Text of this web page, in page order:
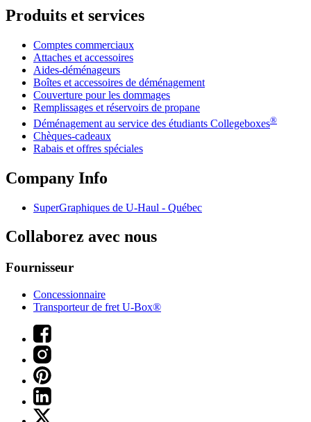
Produits et services
Comptes commerciaux
Attaches et accessoires
Aides-déménageurs
Boîtes et accessoires de déménagement
Couverture pour les dommages
Remplissages et réservoirs de propane
Déménagement au service des étudiants Collegeboxes®
Chèques-cadeaux
Rabais et offres spéciales
Company Info
SuperGraphiques de U-Haul - Québec
Collaborez avec nous
Fournisseur
Concessionnaire
Transporteur de fret U-Box®